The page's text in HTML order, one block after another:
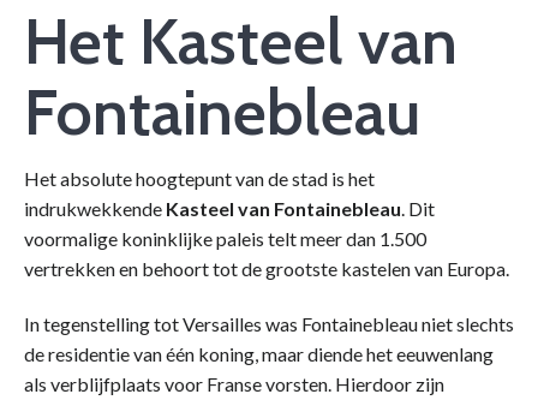
Het Kasteel van
Fontainebleau
Het absolute hoogtepunt van de stad is het
indrukwekkende Kasteel van Fontainebleau. Dit
voormalige koninklijke paleis telt meer dan 1.500
vertrekken en behoort tot de grootste kastelen van Europa.
In tegenstelling tot Versailles was Fontainebleau niet slechts
de residentie van één koning, maar diende het eeuwenlang
als verblijfplaats voor Franse vorsten. Hierdoor zijn